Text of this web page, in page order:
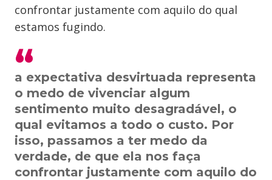
confrontar justamente com aquilo do qual
estamos fugindo.
a expectativa desvirtuada representa
o medo de vivenciar algum
sentimento muito desagradável, o
qual evitamos a todo o custo. Por
isso, passamos a ter medo da
verdade, de que ela nos faça
confrontar justamente com aquilo do